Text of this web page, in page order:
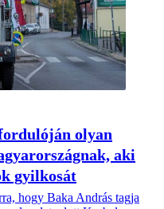
olyan
aki
gyilkosát
hogy Baka András tagja